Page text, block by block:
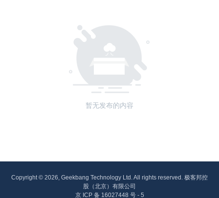
暂无发布的内容
Copyright © 2026, Geekbang Technology Ltd. All rights reserved. 极客邦控
股（北京）有限公司
京 ICP 备 16027448 号 - 5